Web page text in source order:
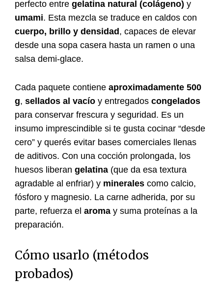
perfecto entre gelatina natural (colágeno) y
umami. Esta mezcla se traduce en caldos con
cuerpo, brillo y densidad , capaces de elevar
desde una sopa casera hasta un ramen o una
salsa demi-glace.
Cada paquete contiene aproximadamente 500
g, sellados al vacío y entregados congelados
para conservar frescura y seguridad. Es un
insumo imprescindible si te gusta cocinar “desde
cero” y querés evitar bases comerciales llenas
de aditivos. Con una cocción prolongada, los
huesos liberan gelatina (que da esa textura
agradable al enfriar) y minerales como calcio,
fósforo y magnesio. La carne adherida, por su
parte, refuerza el aroma y suma proteínas a la
preparación.
Cómo usarlo (métodos
probados)